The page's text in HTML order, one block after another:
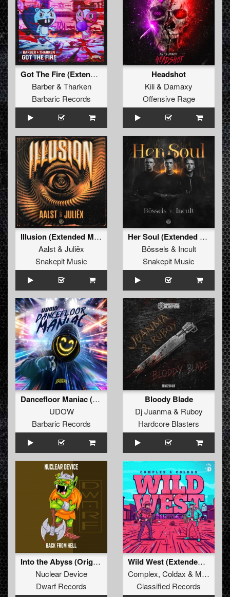
Got The Fire (Extended Mix)
Barber& Tharken
Barbaric Records
Headshot
Kili& Damaxy
Offensive Rage
Illusion (Extended Mix)
Aalst& Juliëx
Snakepit Music
Her Soul (Extended Mix)
Bössels & Incult
Snakepit Music
Dancefloor Maniac (Extended Mix)
UDOW
Barbaric Records
Bloody Blade
Dj Juanma& Ruboy
Hardcore Blasters
Into the Abyss (Original Mix)
Nuclear Device
Dwarf Records
Wild West (Extended Mix)
Complex, Coldax & MC Pez
Classified Records